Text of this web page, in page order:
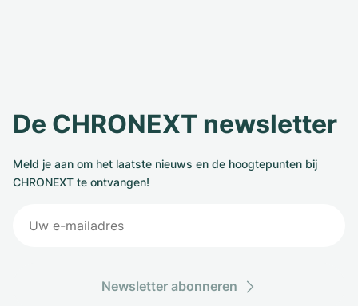
De CHRONEXT newsletter
Meld je aan om het laatste nieuws en de hoogtepunten bij
CHRONEXT te ontvangen!
Newsletter abonneren